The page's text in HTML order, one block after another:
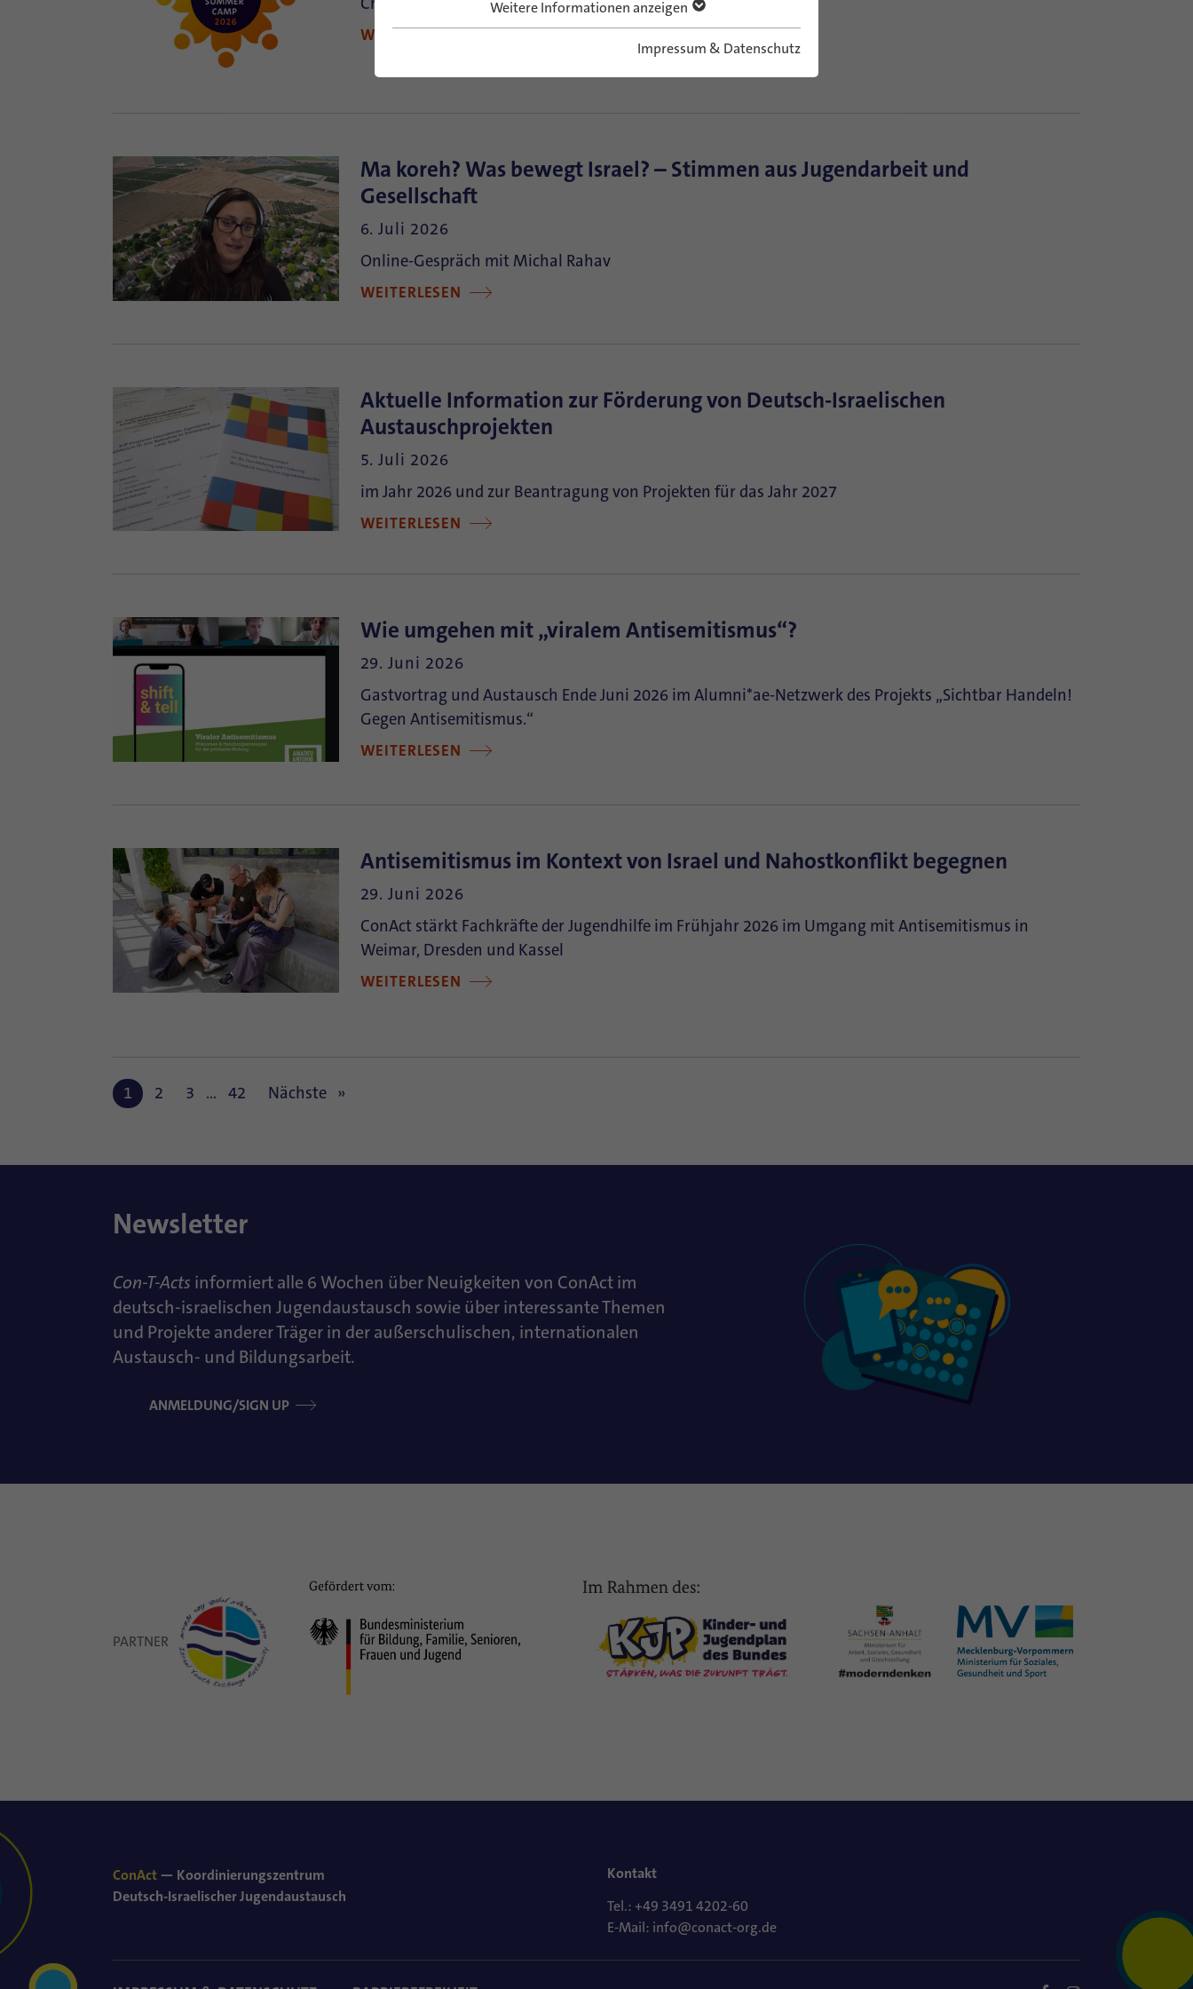
Weitere Informationen anzeigen
Impressum & Datenschutz
WEITERLESEN
Ma koreh? Was bewegt Israel? – Stimmen aus Jugendarbeit und
Gesellschaft
6. Juli 2026
Online-Gespräch mit Michal Rahav
WEITERLESEN
Aktuelle Information zur Förderung von Deutsch-Israelischen
Austauschprojekten
5. Juli 2026
im Jahr 2026 und zur Beantragung von Projekten für das Jahr 2027
WEITERLESEN
Wie umgehen mit „viralem Antisemitismus“?
29. Juni 2026
Gastvortrag und Austausch Ende Juni 2026 im Alumni*ae-Netzwerk des Projekts „Sichtbar Handeln!
Gegen Antisemitismus.“
WEITERLESEN
Antisemitismus im Kontext von Israel und Nahostkonflikt begegnen
29. Juni 2026
ConAct stärkt Fachkräfte der Jugendhilfe im Frühjahr 2026 im Umgang mit Antisemitismus in
Weimar, Dresden und Kassel
WEITERLESEN
1 2 3 … 42 Nächste
Newsletter
Con-T-Acts informiert alle 6 Wochen über Neuigkeiten von ConAct im
deutsch-israelischen Jugendaustausch sowie über interessante Themen
und Projekte anderer Träger in der außerschulischen, internationalen
Austausch- und Bildungsarbeit.
ANMELDUNG/SIGN UP
PARTNER
ConAct — Koordinierungszentrum
Deutsch-Israelischer Jugendaustausch
Kontakt
Tel.: +49 3491 4202-60
E-Mail: info@conact-org.de